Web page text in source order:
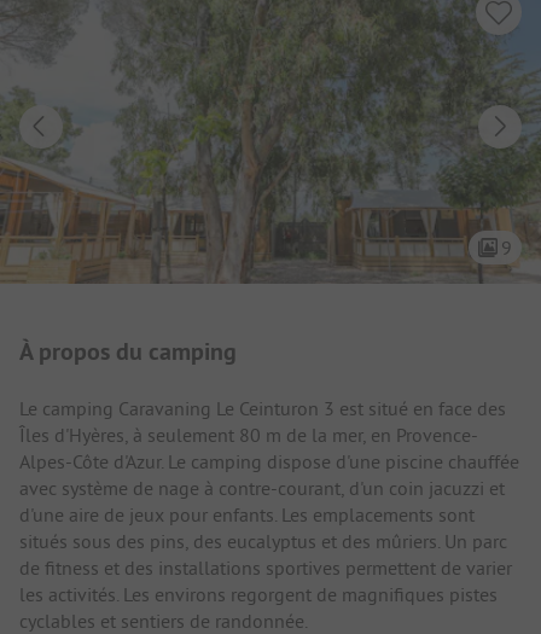
9
Présentation du camping
À propos du camping
Le camping Caravaning Le Ceinturon 3 est situé en face des
Îles d'Hyères, à seulement 80 m de la mer, en Provence-
Alpes-Côte d'Azur. Le camping dispose d'une piscine chauffée
avec système de nage à contre-courant, d'un coin jacuzzi et
d'une aire de jeux pour enfants. Les emplacements sont
situés sous des pins, des eucalyptus et des mûriers. Un parc
de fitness et des installations sportives permettent de varier
les activités. Les environs regorgent de magnifiques pistes
cyclables et sentiers de randonnée.